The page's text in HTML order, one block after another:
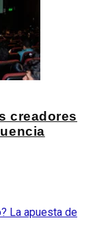
creadores
La apuesta de